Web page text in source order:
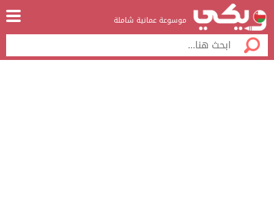
موسوعة عمانية شاملة